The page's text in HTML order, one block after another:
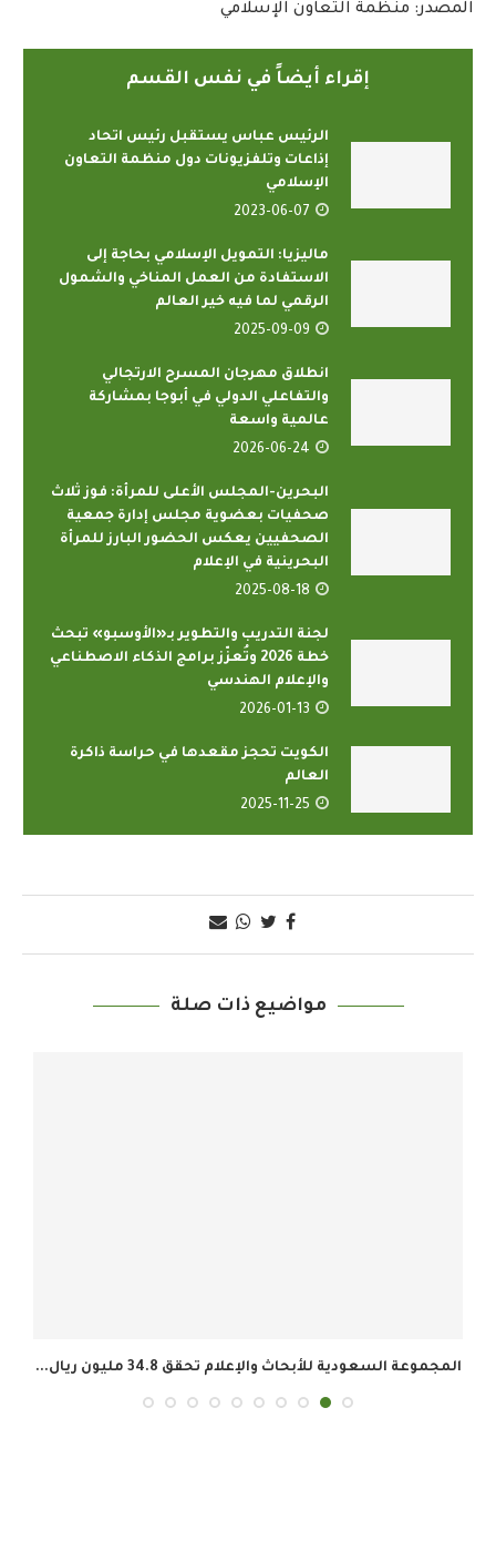
المصدر: منظمة التعاون الإسلامي
إقراء أيضاً في نفس القسم
الرئيس عباس يستقبل رئيس اتحاد
إذاعات وتلفزيونات دول منظمة التعاون
الإسلامي
2023-06-07
ماليزيا: التمويل الإسلامي بحاجة إلى
الاستفادة من العمل المناخي والشمول
الرقمي لما فيه خير العالم
2025-09-09
انطلاق مهرجان المسرح الارتجالي
والتفاعلي الدولي في أبوجا بمشاركة
عالمية واسعة
2026-06-24
البحرين-المجلس الأعلى للمرأة: فوز ثلاث
صحفيات بعضوية مجلس إدارة جمعية
الصحفيين يعكس الحضور البارز للمرأة
البحرينية في الإعلام
2025-08-18
لجنة التدريب والتطوير بـ«الأوسبو» تبحث
خطة 2026 وتُعزّز برامج الذكاء الاصطناعي
والإعلام الهندسي
2026-01-13
الكويت تحجز مقعدها في حراسة ذاكرة
العالم
2025-11-25
مواضيع ذات صلة
المجموعة السعودية للأبحاث والإعلام تحقق 34.8 مليون ريال...